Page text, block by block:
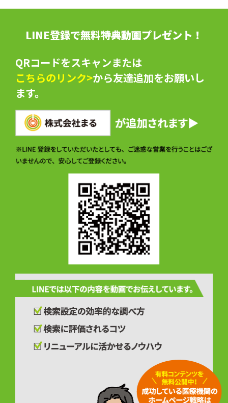
LINE登録で無料特典動画プレゼント！
QRコードをスキャンまたは
こちらのリンク>から友達追加をお願いし
ます。